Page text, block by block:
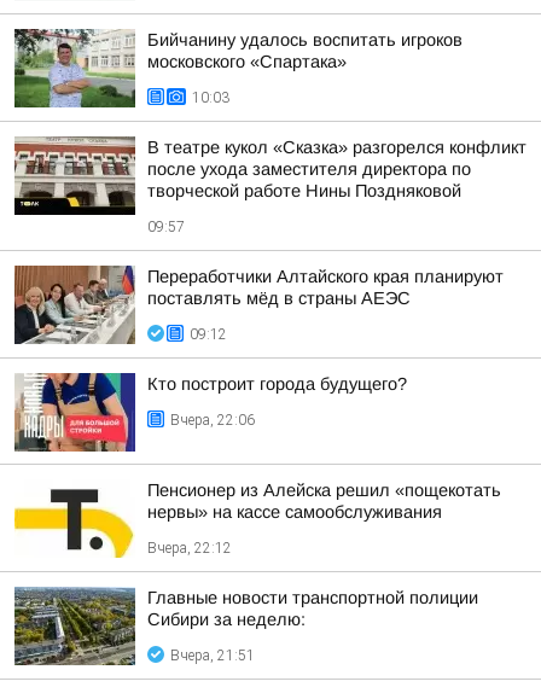
Бийчанину удалось воспитать игроков
московского «Спартака»
10:03
В театре кукол «Сказка» разгорелся конфликт
после ухода заместителя директора по
творческой работе Нины Поздняковой
09:57
Переработчики Алтайского края планируют
поставлять мёд в страны АЕЭС
09:12
Кто построит города будущего?
Вчера, 22:06
Пенсионер из Алейска решил «пощекотать
нервы» на кассе самообслуживания
Вчера, 22:12
Главные новости транспортной полиции
Сибири за неделю:
Вчера, 21:51